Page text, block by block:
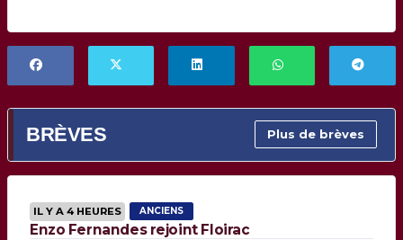
BRÈVES Plus de brèves
IL Y A 4 HEURES ANCIENS
Enzo Fernandes rejoint Floirac